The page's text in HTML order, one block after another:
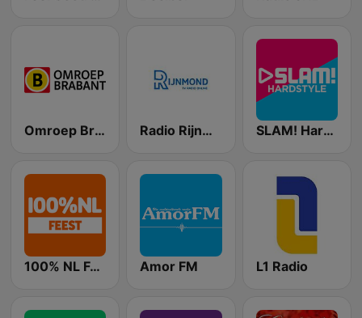
Omroep Brabant Radio Rijnmond FM 93.4 SLAM! Hardstyle
100% NL Feest Amor FM L1 Radio